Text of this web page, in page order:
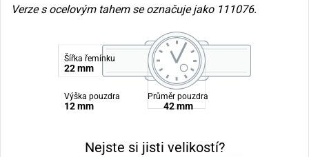
Verze s ocelovým tahem se označuje jako 111076.
Šířka řemínku
22 mm
Výška pouzdra
12 mm
Průměr pouzdra
42 mm
Nejste si jisti velikostí?